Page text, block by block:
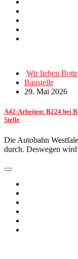
Wir lieben
Baustelle
29. Mai 2026
A42-Arbeiten: B224 bei
Stelle
Die Autobahn
durch. Deswegen